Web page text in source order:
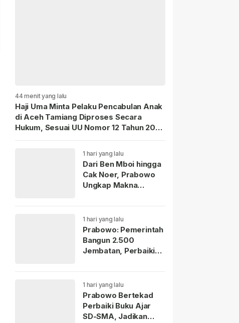
44 menit yang lalu
Haji Uma Minta Pelaku Pencabulan Anak
di Aceh Tamiang Diproses Secara
Hukum, Sesuai UU Nomor 12 Tahun 2022
1 hari yang lalu
Dari Ben Mboi hingga
Cak Noer, Prabowo
Ungkap Makna
Gunakan Akal Sehat.
1 hari yang lalu
Prabowo: Pemerintah
Bangun 2.500
Jembatan, Perbaiki
1 hari yang lalu
Prabowo Bertekad
Perbaiki Buku Ajar
SD-SMA, Jadikan